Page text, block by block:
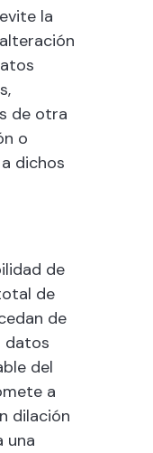
la
de otra
o
dichos
de
de
de
datos
del
a
dilación
una